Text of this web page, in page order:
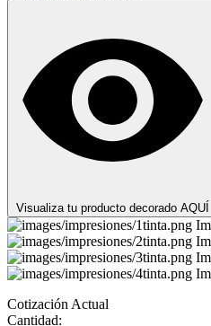
Visualiza tu producto decorado AQUÍ
Cotización Actual
Cantidad: